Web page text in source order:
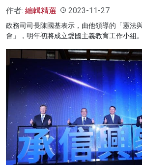
作者: 編輯精選 2023-11-27
政務司司長陳國基表示，由他領導的「憲法
會」，明年初將成立愛國主義教育工作小組。